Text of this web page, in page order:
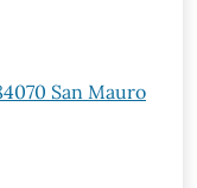
San Mauro